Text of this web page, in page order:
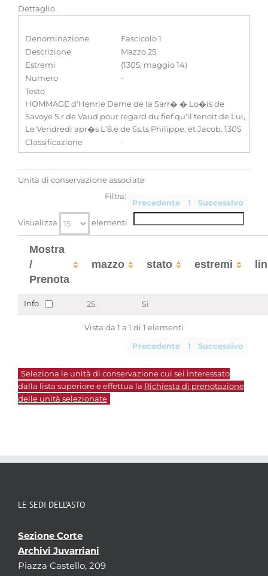
Dettaglio
Denominazione
Fascicolo 1
Descrizione
Mazzo 25
Estremi
(1305, maggio 14)
Numero
-
Testo
HOMMAGE d'Henrie Dame de la Sarr� � Lo�is de
Savoye S.r de Vaud pour regard du fief qu'il tenoit de Lui,
Le Vendredi apr�s L'8.e de Ss.ts Philippe, et Jacob. 1305
Classificazione
-
Unità di conservazione associate
Precedente 1 Successivo
Visualizza elementi
Filtra:
Mostra
/
Prenota
mazzo stato estremi
Info 25. Si
Vista da 1 a 1 di 1 elementi
Precedente 1 Successivo
Seleziona le unità di conservazione cui sei interessato
dalla lista superiore e effettua la Richiesta di prenotazione
delle unità selezionate
LE SEDI DELL’ASTO
Sezione Corte
Archivi Juvarriani
Piazza Castello, 209